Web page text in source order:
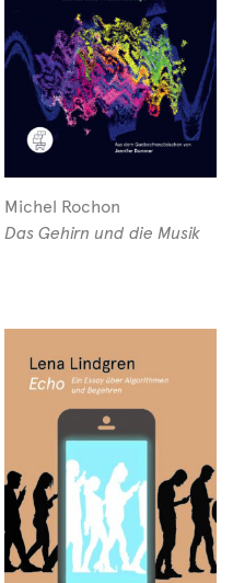
Michel Rochon
Das Gehirn und die Musik